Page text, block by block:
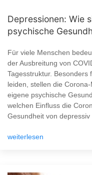
Depressionen: Wie
psychische
Für viele Menschen
der Ausbreitung von
Tagesstruktur. Besonders
leiden, stellen die
eigene psychische
welchen Einfluss die
Gesundheit von
weiterlesen